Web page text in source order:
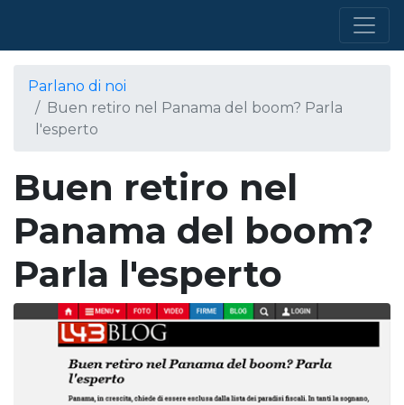
Parlano di noi
Buen retiro nel Panama del boom? Parla
l'esperto
Buen retiro nel
Panama del boom?
Parla l'esperto